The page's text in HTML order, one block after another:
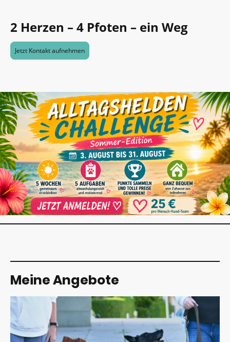
2 Herzen – 4 Pfoten – ein Weg
Jetzt Kontakt aufnehmen
Meine Angebote